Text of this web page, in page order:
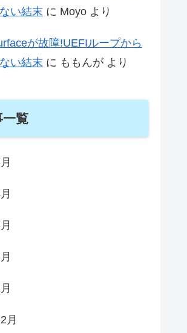
い結末 に Moyo より
が故障!UEFIループから
い結末 に ももんが より
一覧
月